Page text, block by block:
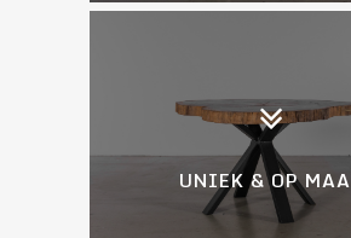
UNIEK & OP